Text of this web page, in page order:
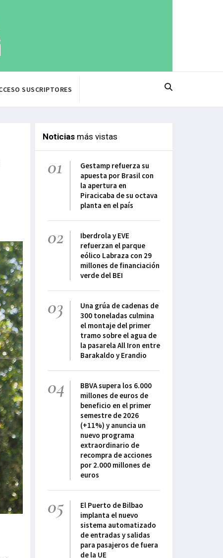
SUSCRIPTORES
Noticiasmás vistas
01
Gestamp refuerza su
apuesta por Brasil con
la apertura en
Piracicaba de su octava
planta en el país
02
Iberdrola y EVE
refuerzan el parque
eólico Labraza con 29
millones de financiación
verde del BEI
03
Una grúa de cadenas de
300 toneladas culmina
el montaje del primer
tramo sobre el agua de
la pasarela All Iron entre
Barakaldo y Erandio
04
BBVA supera los 6.000
millones de euros de
beneficio en el primer
semestre de 2026
(+11%) y anuncia un
nuevo programa
extraordinario de
recompra de acciones
por 2.000 millones de
euros
05
El Puerto de Bilbao
implanta el nuevo
sistema automatizado
de entradas y salidas
para pasajeros de fuera
de la UE